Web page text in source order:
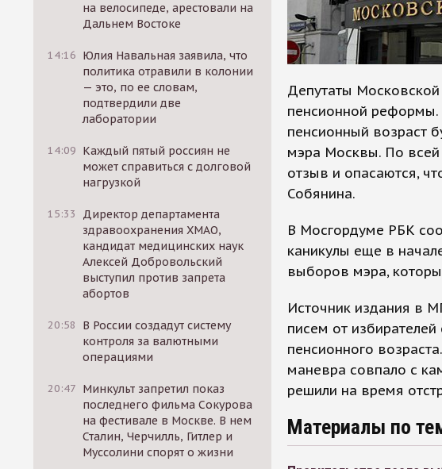
на велосипеде, арестовали на
Дальнем Востоке
14:16 Юлия Навальная заявила, что
политика отравили в колонии
— это, по ее словам,
подтвердили две
лаборатории
14:09 Каждый пятый россиян не
может справиться с долговой
нагрузкой
15:33
Директор департамента
здравоохранения ХМАО,
кандидат медицинских наук
Алексей Добровольский
выступил против запрета
абортов
20:58
В России создадут систему
контроля за валютными
операциями
20:47 Минкульт запретил показ
последнего фильма Сокурова
на фестивале в Москве. В нем
Сталин, Черчилль, Гитлер и
Муссолини спорят о жизни
Депутаты
пенсионной реформы.
пенсионный возраст
мэра Москвы. По всей
отзыв и опасаются,
Собянина.
В Мосгордуме РБК
каникулы еще в
выборов мэра,
Источник издания в
писем от
пенсионного
маневра совпало с
решили на время
Материалы по